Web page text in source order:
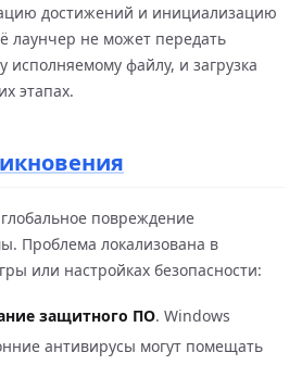
достижений и инициализацию
лаунчер не может передать
исполняемому файлу, и загрузка
этапах.
повреждение
Проблема локализована в
или настройках безопасности:
защитного ПО. Windows
антивирусы могут помещать